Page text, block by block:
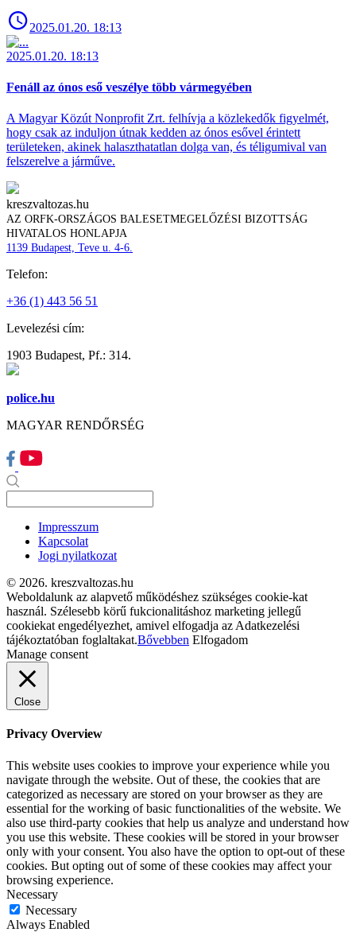
2025.01.20. 18:13
2025.01.20. 18:13
Fenáll az ónos eső veszélye több vármegyében
A Magyar Közút Nonprofit Zrt. felhívja a közlekedők figyelmét,
hogy csak az induljon útnak kedden az ónos esővel érintett
területeken, akinek halaszthatatlan dolga van, és téligumival van
felszerelve a járműve.
kreszvaltozas.hu
AZ ORFK-ORSZÁGOS BALESETMEGELŐZÉSI BIZOTTSÁG
HIVATALOS HONLAPJA
1139 Budapest, Teve u. 4-6.
Telefon:
+36 (1) 443 56 51
Levelezési cím:
1903 Budapest, Pf.: 314.
police.hu
MAGYAR RENDŐRSÉG
Impresszum
Kapcsolat
Jogi nyilatkozat
© 2026. kreszvaltozas.hu
Weboldalunk az alapvető működéshez szükséges cookie-kat
használ. Szélesebb körű fukcionalitáshoz marketing jellegű
cookiekat engedélyezhet, amivel elfogadja az Adatkezelési
tájékoztatóban foglaltakat.Bővebben Elfogadom
Manage consent
Close
Privacy Overview
This website uses cookies to improve your experience while you
navigate through the website. Out of these, the cookies that are
categorized as necessary are stored on your browser as they are
essential for the working of basic functionalities of the website. We
also use third-party cookies that help us analyze and understand how
you use this website. These cookies will be stored in your browser
only with your consent. You also have the option to opt-out of these
cookies. But opting out of some of these cookies may affect your
browsing experience.
Necessary
Necessary
Always Enabled